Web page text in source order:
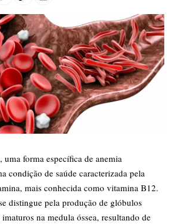
forma específica de anemia
condição de saúde caracterizada pela
mais conhecida como vitamina B12.
distingue pela produção de glóbulos
na medula óssea, resultando de